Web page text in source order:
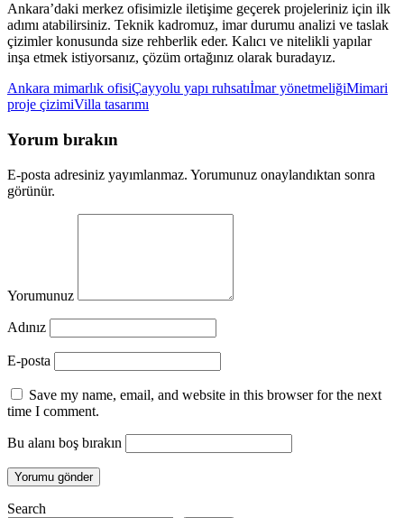
Ankara’daki merkez ofisimizle iletişime geçerek projeleriniz için ilk
adımı atabilirsiniz. Teknik kadromuz, imar durumu analizi ve taslak
çizimler konusunda size rehberlik eder. Kalıcı ve nitelikli yapılar
inşa etmek istiyorsanız, çözüm ortağınız olarak buradayız.
Ankara mimarlık ofisiÇayyolu yapı ruhsatıİmar yönetmeliğiMimari
proje çizimiVilla tasarımı
Yorum bırakın
E-posta adresiniz yayımlanmaz. Yorumunuz onaylandıktan sonra
görünür.
Yorumunuz
Adınız
E-posta
Save my name, email, and website in this browser for the next
time I comment.
Bu alanı boş bırakın
Search